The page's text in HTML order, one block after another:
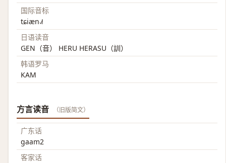
国际音标
tɕiæn˨˩˦
日语读音
GEN（音） HERU HERASU（訓）
韩语罗马
KAM
方言读音 （旧版简文）
广东话
gaam2
客家话